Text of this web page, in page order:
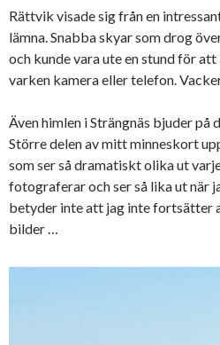
Rättvik visade sig från en
lämna. Snabba skyar som drog
och kunde vara ute en stund för
varken kamera eller telefon.
Även himlen i Strängnäs bjuder
Större delen av mitt minneskort
som ser så dramatiskt olika ut
fotograferar och ser så lika ut när
betyder inte att jag inte fortsätter
bilder …